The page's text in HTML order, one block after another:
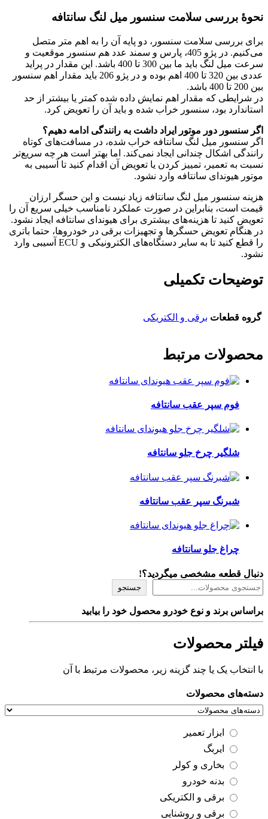
نحوۀ بررسی سلامت سنسور میل لنگ سانتافه
برای بررسی سلامت سنسور، دو پایه آن را به اهم متر متصل
می‌کنیم. در پژو 405، پارس و سمند عدد هم سنسور موقعیت و
سرعت میل لنگ باید ما بین 300 تا 400 باشد. این مقدار در پراید
عددی بین 320 تا 400 اهم بوده و در پژو 206 باید مقدار اهم سنسور
بین 200 تا 400 باشد.
در شرایطی که مقدار اهم نمایش داده شده کمتر یا بیشتر از حد
استاندارد بود، سنسور خراب شده و باید آن را تعویض کرد.
اگر سنسور دور موتور ایراد داشت به رانندگی ادامه دهیم؟
اگر سنسور میل لنگ سانتافه خراب شده، در مسافت‌های کوتاه
رانندگی اشکال چندانی ایجاد نمی‌کند. اما بهتر است هر چه سریع‌تر
نسبت به تعمیر، تمییز کردن یا تعویض آن اقدام کنید تا آسیبی به
موتور هیوندای سانتافه وارد نشود.
هزینه سنسور میل لنگ سانتافه زیاد نیست و این حسگر ارزان
قیمت است، بنابراین در صورت عملکرد نامناسب خیلی سریع آن را
تعویض کنید تا هزینه‌های بیشتری برای هیوندای سانتافه ایجاد نشود.
در هنگام تعویض حسگرها و تجهیزات برقی در خودروها، حتما باتری
را قطع کنید تا به سایر دستگاه‌های الکترونیکی و ECU آسیبی وارد
نشود.
توضیحات تکمیلی
گروه قطعات برقی و الکتریکی
محصولات مرتبط
فوم سپر عقب سانتافه
شلگیر چرخ جلو سانتافه
شبرنگ سپر عقب سانتافه
چراغ جلو سانتافه
دنبال قطعه مشخصی میگردید؟!
جستجو
براساس برند و نوع خودرو محصول خود را بیابید
فیلتر محصولات
با انتخاب یک یا چند گزینه زیر، محصولات مرتبط با آن
دسته‌های محصولات
ابزار تعمیر
ایربگ
بخاری و کولر
بدنه خودرو
برقی و الکتریکی
برقی و روشنایی